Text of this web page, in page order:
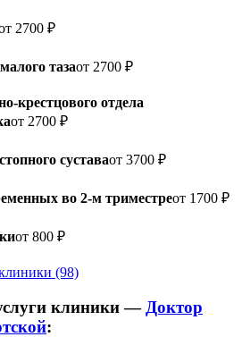
2700 ₽
тазаот 2700 ₽
крестцового отдела
от 2700 ₽
суставаот 3700 ₽
во 2-м триместреот 1700 ₽
от 800 ₽
(98)
клиники — Доктор
: